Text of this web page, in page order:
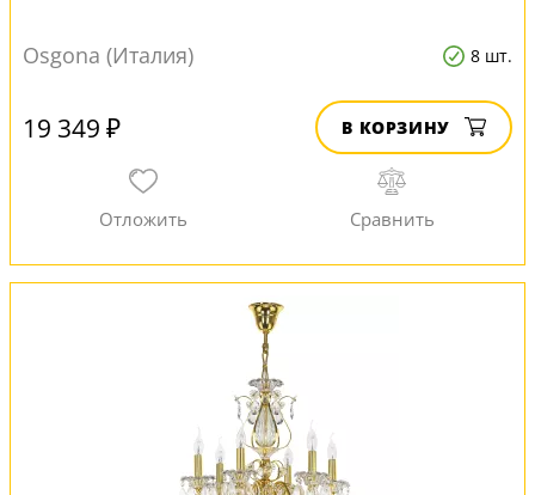
Osgona (Италия) 8 шт.
19 349 ₽ В КОРЗИНУ